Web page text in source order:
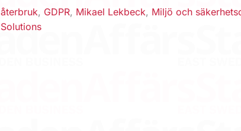
återbruk, GDPR, Mikael Lekbeck, Miljö och
Solutions